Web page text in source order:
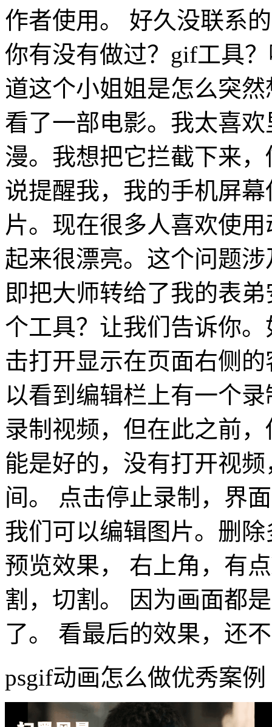
作者使用。 好久没联系
你有没有做过？gif工具
道这个小姐姐是怎么突
看了一部电影。我太喜
漫。我想把它拦截下来
说提醒我，我的手机屏
片。现在很多人喜欢使
起来很漂亮。这个问题
即把大师转给了我的表
个工具？让我们告诉你
击打开显示在页面右侧
以看到编辑栏上有一个
录制视频，但在此之前
能是好的，没有打开视
间。 点击停止录制，界
我们可以编辑图片。删
预览效果， 右上角，有
割，切割。 因为画面都
了。 看最后的效果，还
psgif动画怎么做优秀案例